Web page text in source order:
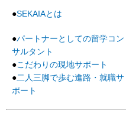
全国のSEKAIAオフィス
よくある質問
News
SEKAIAとは
パートナーとしての留学コン
サルタント
こだわりの現地サポート
二人三脚で歩む進路・就職サ
ポート